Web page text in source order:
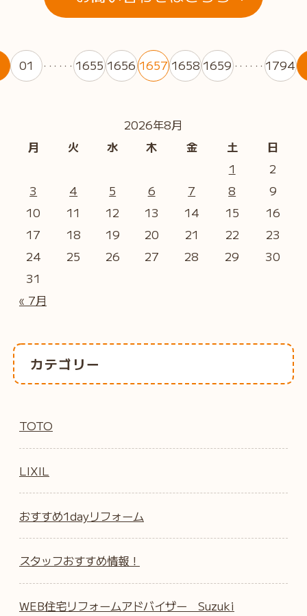
01 ・・・・・・ 1655 1656165716581659 ・・・・・・ 1794
2026年8月
月
火 水 木 金 土 日
« 7月
1
2
3
4 5 6 7 8
9
10
11 12 13 14 15
16
17
18 19 20 21 22
23
24
25 26 27 28 29
30
31
カテゴリー
TOTO
LIXIL
おすすめ1dayリフォーム
スタッフおすすめ情報！
WEB住宅リフォームアドバイザー Suzuki